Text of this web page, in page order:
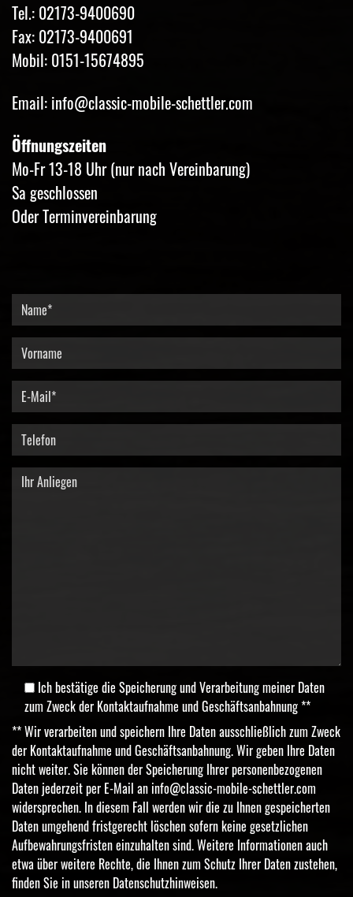
Tel.: 02173-9400690
Fax: 02173-9400691
Mobil: 0151-15674895
Email: info@classic-mobile-schettler.com
Öffnungszeiten
Mo-Fr 13-18 Uhr (nur nach Vereinbarung)
Sa geschlossen
Oder Terminvereinbarung
Ich bestätige die Speicherung und Verarbeitung meiner Daten
zum Zweck der Kontaktaufnahme und Geschäftsanbahnung **
** Wir verarbeiten und speichern Ihre Daten ausschließlich zum Zweck
der Kontaktaufnahme und Geschäftsanbahnung. Wir geben Ihre Daten
nicht weiter. Sie können der Speicherung Ihrer personenbezogenen
Daten jederzeit per E-Mail an info@classic-mobile-schettler.com
widersprechen. In diesem Fall werden wir die zu Ihnen gespeicherten
Daten umgehend fristgerecht löschen sofern keine gesetzlichen
Aufbewahrungsfristen einzuhalten sind. Weitere Informationen auch
etwa über weitere Rechte, die Ihnen zum Schutz Ihrer Daten zustehen,
finden Sie in unseren Datenschutzhinweisen.